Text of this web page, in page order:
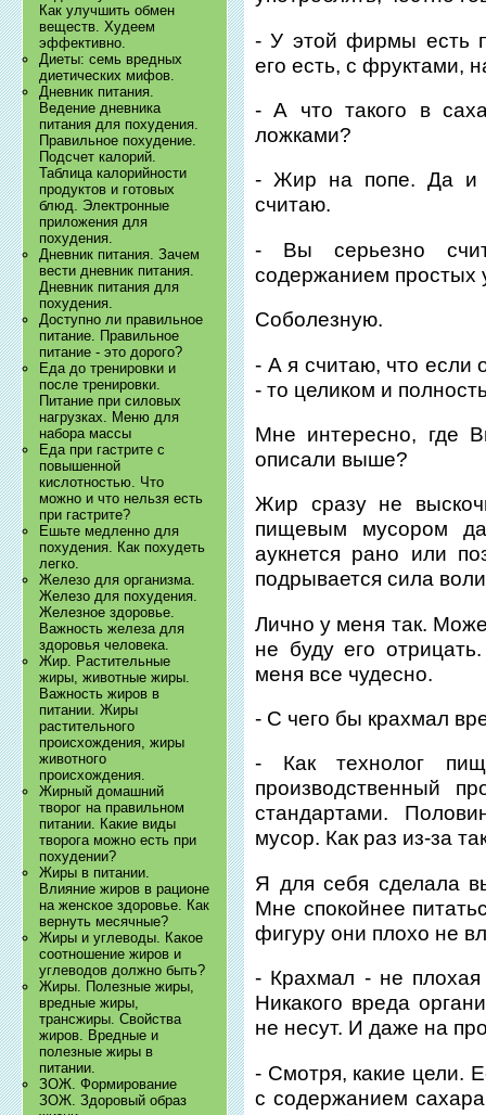
Как улучшить обмен
веществ. Худеем
эффективно.
Диеты: семь вредных
диетических мифов.
Дневник питания.
Ведение дневника
питания для похудения.
Правильное похудение.
Подсчет калорий.
Таблица калорийности
продуктов и готовых
блюд. Электронные
приложения для
похудения.
Дневник питания. Зачем
вести дневник питания.
Дневник питания для
похудения.
Доступно ли правильное
питание. Правильное
питание - это дорого?
Еда до тренировки и
после тренировки.
Питание при силовых
нагрузках. Меню для
набора массы
Еда при гастрите с
повышенной
кислотностью. Что
можно и что нельзя есть
при гастрите?
Ешьте медленно для
похудения. Как похудеть
легко.
Железо для организма.
Железо для похудения.
Железное здоровье.
Важность железа для
здоровья человека.
Жир. Растительные
жиры, животные жиры.
Важность жиров в
питании. Жиры
растительного
происхождения, жиры
животного
происхождения.
Жирный домашний
творог на правильном
питании. Какие виды
творога можно есть при
похудении?
Жиры в питании.
Влияние жиров в рационе
на женское здоровье. Как
вернуть месячные?
Жиры и углеводы. Какое
соотношение жиров и
углеводов должно быть?
Жиры. Полезные жиры,
вредные жиры,
трансжиры. Свойства
жиров. Вредные и
полезные жиры в
питании.
ЗОЖ. Формирование
ЗОЖ. Здоровый образ
- У этой фирмы есть
его есть, с фруктами,
- А что такого в
ложками?
- Жир на попе. Да и
считаю.
- Вы серьезно
содержанием простых
Соболезную.
- А я считаю, что если
- то целиком и
Мне интересно, где
описали выше?
Жир сразу не
пищевым мусором
аукнется рано или
подрывается сила
Лично у меня так.
не буду его
меня все чудесно.
- С чего бы крахмал
- Как технолог
производственный
стандартами.
мусор. Как раз из-за
Я для себя сделала
Мне спокойнее
фигуру они плохо не
- Крахмал - не плохая
Никакого вреда
не несут. И даже на
- Смотря, какие цели.
с содержанием